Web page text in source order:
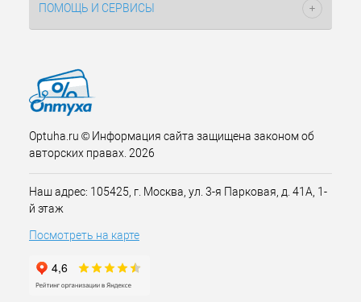
ПОМОЩЬ И СЕРВИСЫ
Optuha.ru © Информация сайта защищена законом об
авторских правах. 2026
Наш адрес: 105425, г. Москва, ул. 3-я Парковая, д. 41А, 1-
й этаж
Посмотреть на карте